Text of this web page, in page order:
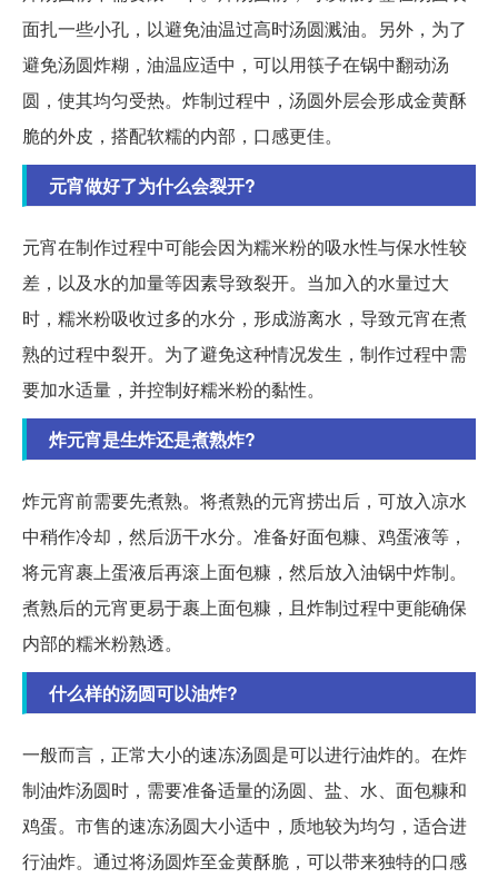
面扎一些小孔，以避免油温过高时汤圆溅油。另外，为了
避免汤圆炸糊，油温应适中，可以用筷子在锅中翻动汤
圆，使其均匀受热。炸制过程中，汤圆外层会形成金黄酥
脆的外皮，搭配软糯的内部，口感更佳。
元宵做好了为什么会裂开?
元宵在制作过程中可能会因为糯米粉的吸水性与保水性较
差，以及水的加量等因素导致裂开。当加入的水量过大
时，糯米粉吸收过多的水分，形成游离水，导致元宵在煮
熟的过程中裂开。为了避免这种情况发生，制作过程中需
要加水适量，并控制好糯米粉的黏性。
炸元宵是生炸还是煮熟炸?
炸元宵前需要先煮熟。将煮熟的元宵捞出后，可放入凉水
中稍作冷却，然后沥干水分。准备好面包糠、鸡蛋液等，
将元宵裹上蛋液后再滚上面包糠，然后放入油锅中炸制。
煮熟后的元宵更易于裹上面包糠，且炸制过程中更能确保
内部的糯米粉熟透。
什么样的汤圆可以油炸?
一般而言，正常大小的速冻汤圆是可以进行油炸的。在炸
制油炸汤圆时，需要准备适量的汤圆、盐、水、面包糠和
鸡蛋。市售的速冻汤圆大小适中，质地较为均匀，适合进
行油炸。通过将汤圆炸至金黄酥脆，可以带来独特的口感